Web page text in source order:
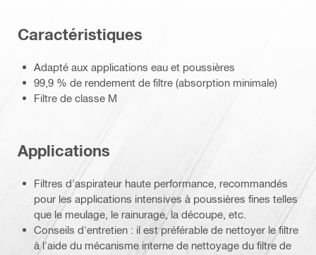
Caractéristiques
Adapté aux applications eau et poussières
99,9 % de rendement de filtre (absorption minimale)
Filtre de classe M
Applications
Filtres d'aspirateur haute performance, recommandés
pour les applications intensives à poussières fines telles
que le meulage, le rainurage, la découpe, etc.
Conseils d'entretien : il est préférable de nettoyer le filtre
à l'aide du mécanisme interne de nettoyage du filtre de